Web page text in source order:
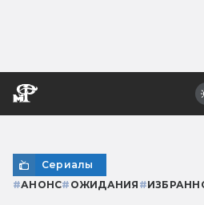
Сериалы
#АНОНС# ОЖИДАНИЯ #